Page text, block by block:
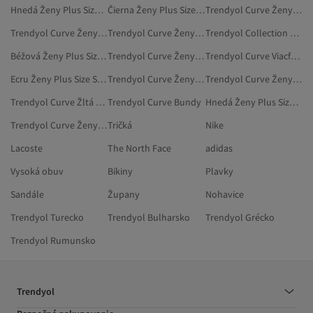
Hnedá Ženy Plus Size Vesty
Čierna Ženy Plus Size Saká
Trendyol Curve Ženy Pyžamové Súpravy
Trendyol Curve Ženy Kardigany
Trendyol Curve Ženy Nočná A Spodná Bielizeň
Trendyol Collection Ženy Plus Size Legíny
Béžová Ženy Plus Size Vesty
Trendyol Curve Ženy Blúzky
Trendyol Curve Viacfarebná Saká A Vesty
Ecru Ženy Plus Size Svetre
Trendyol Curve Ženy Plus Size Mikiny
Trendyol Curve Ženy Plus Size Džínsy
Trendyol Curve Žltá Plus Size Svetre Trendyol Curve Bundy
Hnedá Ženy Plus Size Pletené Vesty
Trendyol Curve Ženy Plus Size KošeleTričká
Nike
Lacoste
The North Face
adidas
Vysoká obuv
Bikiny
Plavky
Sandále
Župany
Nohavice
Trendyol Turecko
Trendyol Bulharsko
Trendyol Grécko
Trendyol Rumunsko
Trendyol